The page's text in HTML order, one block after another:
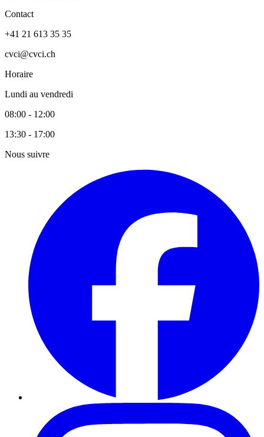
Contact
+41 21 613 35 35
cvci@cvci.ch
Horaire
Lundi au vendredi
08:00 - 12:00
13:30 - 17:00
Nous suivre